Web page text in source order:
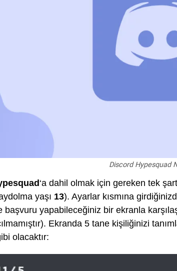
Discord Hypesquad
‘a dahil olmak için gereken tek şart
yaşı 13). Ayarlar kısmına
başvuru yapabileceğiniz bir ekranla
Ekranda 5 tane kişiliğinizi
olacaktır: